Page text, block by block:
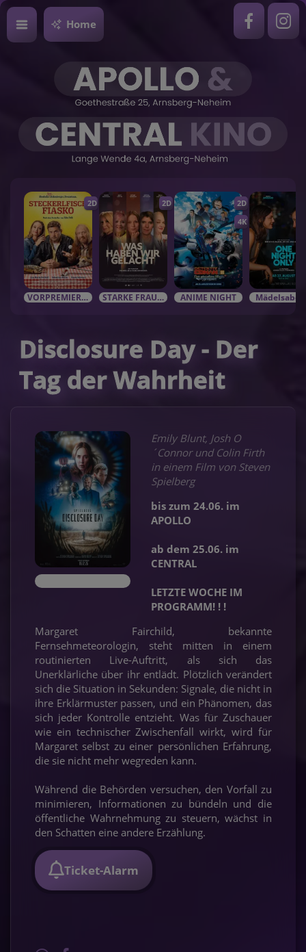
Home
2D
VORPREMIEREN / EVENTS
2D
STARKE FRAUEN in starken Rolle
2D
4K
ANIME NIGHT
Disclosure Day - Der
Tag der Wahrheit
Emily Blunt, Josh O
´Connor und Colin Firth
in einem Film von Steven
Spielberg
bis zum 24.06. im
APOLLO
ab dem 25.06. im
CENTRAL
LETZTE WOCHE IM
PROGRAMM! ! !
Margaret Fairchild, bekannte
Fernsehmeteorologin, steht mitten in einem
routinierten Live-Auftritt, als sich das
Unerklärliche über ihr entlädt. Plötzlich verändert
sich die Situation in Sekunden: Signale, die nicht in
ihre Erklärmuster passen, und ein Phänomen, das
sich jeder Kontrolle entzieht. Was für Zuschauer
wie ein technischer Zwischenfall wirkt, wird für
Margaret selbst zu einer persönlichen Erfahrung,
die sie nicht mehr wegreden kann.
Während die Behörden versuchen, den Vorfall zu
minimieren, Informationen zu bündeln und die
öffentliche Wahrnehmung zu steuern, wächst in
den Schatten eine andere Erzählung.
Ticket-Alarm